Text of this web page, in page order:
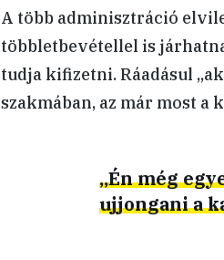
A több adminisztráció
többletbevétellel is
tudja kifizetni. Ráadásul
szakmában, az már most a
„Én még
ujjongani a